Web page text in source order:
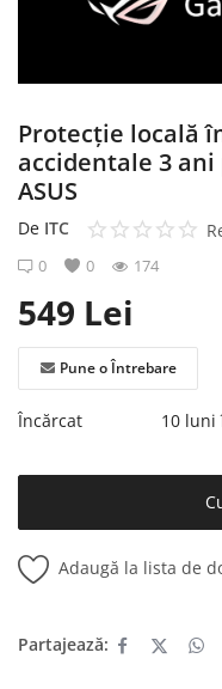
Protecție locală
accidentale 3
ASUS
De ITC
0 0 174
549 Lei
Pune o Întrebare
Încărcat 10 luni
Adaugă la lista de
Partajează: